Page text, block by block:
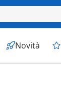
Novità